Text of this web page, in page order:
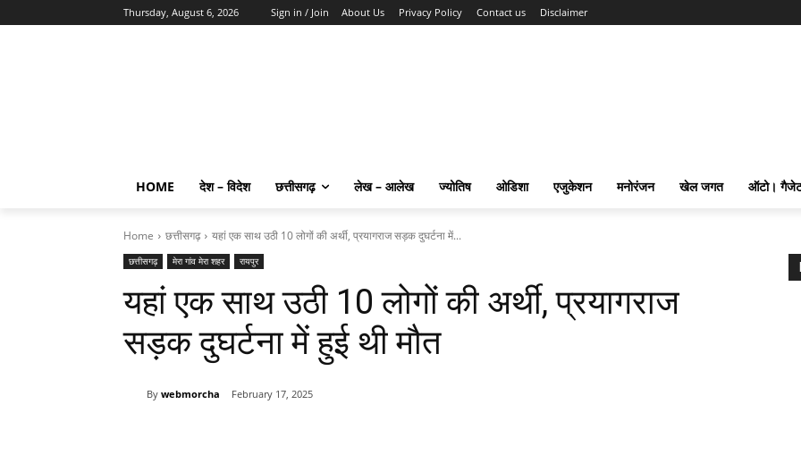
Thursday, August 6, 2026 Sign in / Join About Us Privacy Policy Contact us Disclaimer
HOME देश – विदेश छत्तीसगढ़ लेख – आलेख ज्योतिष ओडिशा एजुकेशन मनोरंजन खेल जगत ऑटो।
Home छत्तीसगढ़ यहां एक साथ उठी 10 लोगों की अर्थी, प्रयागराज सड़क दुघर्टना में...
छत्तीसगढ़ मेरा गांव मेरा शहर रायपुर
यहां एक साथ उठी 10 लोगों की अर्थी, प्रयागराज
सड़क दुघर्टना में हुई थी मौत
By webmorcha February 17, 2025